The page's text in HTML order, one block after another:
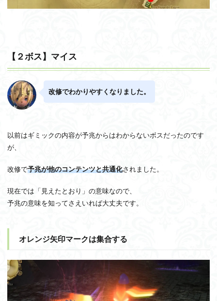
【２ボス】マイス
改修でわかりやすくなりました。
以前はギミックの内容が予兆からはわからないボスだったのです
が、
改修で予兆が他のコンテンツと共通化されました。
現在では「見えたとおり」の意味なので、
予兆の意味を知ってさえいれば大丈夫です。
オレンジ矢印マークは集合する